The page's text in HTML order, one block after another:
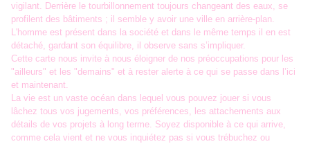
vigilant. Derrière le tourbillonnement toujours changeant des eaux, se
profilent des bâtiments ; il semble y avoir une ville en arrière-plan.
L'homme est présent dans la société et dans le même temps il en est
détaché, gardant son équilibre, il observe sans s’impliquer.
Cette carte nous invite à nous éloigner de nos préoccupations pour les
"ailleurs" et les "demains" et à rester alerte à ce qui se passe dans l’ici
et maintenant.
La vie est un vaste océan dans lequel vous pouvez jouer si vous
lâchez tous vos jugements, vos préférences, les attachements aux
détails de vos projets à long terme. Soyez disponible à ce qui arrive,
comme cela vient et ne vous inquiétez pas si vous trébuchez ou